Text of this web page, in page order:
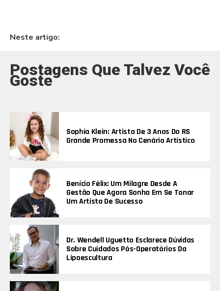
Neste artigo:
Postagens Que Talvez Você
Goste
Sophia Klein: Artista De 3 Anos Do RS
Grande Promessa No Cenário Artístico
Benício Félix: Um Milagre Desde A
Gestão Que Agora Sonha Em Se Tonar
Um Artista De Sucesso
Dr. Wendell Uguetto Esclarece Dúvidas
Sobre Cuidados Pós-Operatórios Da
Lipoescultura